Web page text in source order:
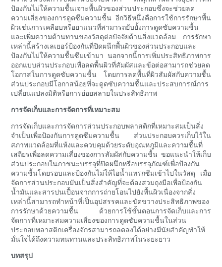
ป้องกันไม่ให้ความชื้นเจาะพื้นผิวของส่วนประกอบซึ่งจะช่วยลด
ความเสี่ยงของการดูดซึมความชื้น อีกวิธีหนึ่งคือการใช้การรักษาพื้น
ผิวเช่นการเคลือบหรือยาแนวที่สามารถยับยั้งการดูดซับความชื้น
และเพิ่มความต้านทานของวัสดุต่อปัจจัยด้านสิ่งแวดล้อม การรักษา
เหล่านี้สร้างเลเยอร์ป้องกันที่ปิดผนึกพื้นผิวของส่วนประกอบและ
ป้องกันไม่ให้ความชื้นซึมเข้ามา นอกจากนี้การเพิ่มประสิทธิภาพการ
ออกแบบส่วนประกอบเพื่อลดพื้นผิวที่สัมผัสและข้อต่อสามารถช่วยลด
โอกาสในการดูดซับความชื้น โดยการลดพื้นที่ผิวสัมผัสกับความชื้น
ส่วนประกอบมีโอกาสน้อยที่จะดูดซับความชื้นและประสบการณ์การ
เปลี่ยนแปลงมิติหรือการย่อยสลายในประสิทธิภาพ
การจัดเก็บและการจัดการที่เหมาะสม
การจัดเก็บและการจัดการส่วนประกอบพลาสติกที่เหมาะสมเป็นสิ่ง
จำเป็นเพื่อป้องกันการดูดซึมความชื้น ส่วนประกอบควรเก็บไว้ใน
สภาพแวดล้อมที่แห้งและควบคุมด้วยระดับอุณหภูมิและความชื้นที่
เสถียรเพื่อลดความเสี่ยงของการสัมผัสกับความชื้น ขอแนะนำให้เก็บ
ส่วนประกอบในภาชนะบรรจุที่ปิดผนึกหรือบรรจุภัณฑ์เพื่อป้องกัน
ความชื้นโดยรอบและป้องกันไม่ให้ไอน้ำแทรกซึมเข้าไปในวัสดุ เมื่อ
จัดการส่วนประกอบมันเป็นสิ่งสำคัญที่จะต้องสวมถุงมือเพื่อป้องกัน
น้ำมันและสารปนเปื้อนจากการถ่ายโอนไปยังพื้นผิวเนื่องจากสิ่ง
เหล่านี้สามารถทำหน้าที่เป็นอุปสรรคและขัดขวางประสิทธิภาพของ
การรักษาด้วยความชื้น ด้วยการใช้ขั้นตอนการจัดเก็บและการ
จัดการที่เหมาะสมความเสี่ยงของการดูดซับความชื้นในส่วน
ประกอบพลาสติกเครื่องจักรสามารถลดลงได้อย่างมีนัยสำคัญทำให้
มั่นใจได้ถึงความทนทานและประสิทธิภาพในระยะยาว
บทสรุป